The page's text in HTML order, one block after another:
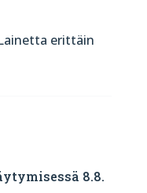
erittäin
8.8.